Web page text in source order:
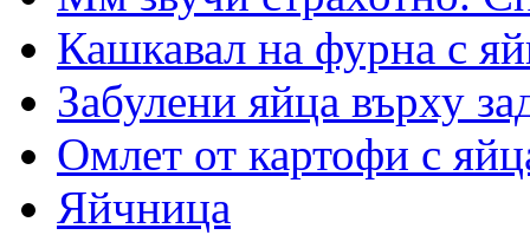
Кашкавал на фурна с
Забулени яйца върху
Омлет от картофи с
Яйчница